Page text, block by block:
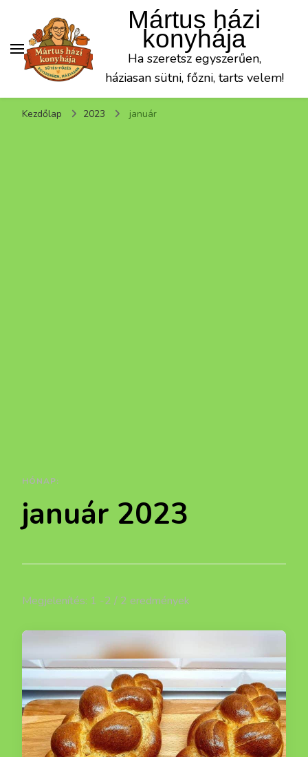
Mártus házi
konyhája
Ha szeretsz egyszerűen,
háziasan sütni, főzni, tarts velem!
Kezdőlap 2023 január
HÓNAP:
január 2023
Megjelenítés: 1 -2 / 2 eredmények